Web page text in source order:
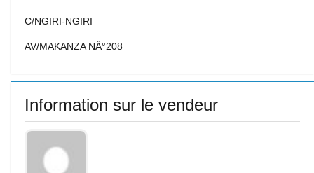
C/NGIRI-NGIRI
AV/MAKANZA NÂ°208
Information sur le vendeur